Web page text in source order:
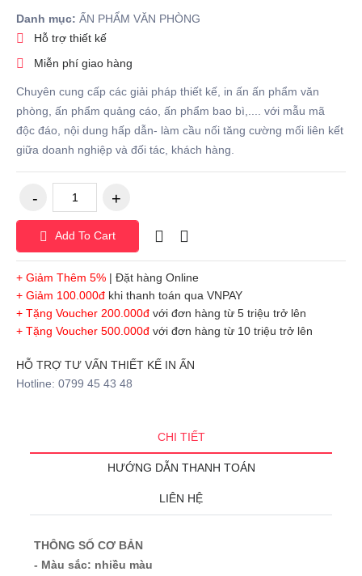
Danh mục: ẤN PHẨM VĂN PHÒNG
Hỗ trợ thiết kế
Miễn phí giao hàng
Chuyên cung cấp các giải pháp thiết kế, in ấn ấn phẩm văn
phòng, ấn phẩm quảng cáo, ấn phẩm bao bì,.... với mẫu mã
độc đáo, nội dung hấp dẫn- làm cầu nối tăng cường mối liên kết
giữa doanh nghiệp và đối tác, khách hàng.
Add To Cart
+ Giảm Thêm 5% | Đặt hàng Online
+ Giảm 100.000đ khi thanh toán qua VNPAY
+ Tặng Voucher 200.000đ với đơn hàng từ 5 triệu trở lên
+ Tặng Voucher 500.000đ với đơn hàng từ 10 triệu trở lên
HỖ TRỢ TƯ VẤN THIẾT KẾ IN ẤN
Hotline: 0799 45 43 48
CHI TIẾT
HƯỚNG DẪN THANH TOÁN
LIÊN HỆ
THÔNG SỐ CƠ BẢN
- Màu sắc: nhiều màu